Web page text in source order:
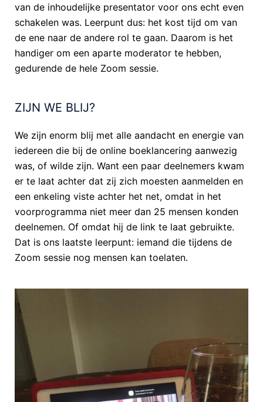
van de inhoudelijke presentator voor ons echt even
schakelen was. Leerpunt dus: het kost tijd om van
de ene naar de andere rol te gaan. Daarom is het
handiger om een aparte moderator te hebben,
gedurende de hele Zoom sessie.
ZIJN WE BLIJ?
We zijn enorm blij met alle aandacht en energie van
iedereen die bij de online boeklancering aanwezig
was, of wilde zijn. Want een paar deelnemers kwam
er te laat achter dat zij zich moesten aanmelden en
een enkeling viste achter het net, omdat in het
voorprogramma niet meer dan 25 mensen konden
deelnemen. Of omdat hij de link te laat gebruikte.
Dat is ons laatste leerpunt: iemand die tijdens de
Zoom sessie nog mensen kan toelaten.